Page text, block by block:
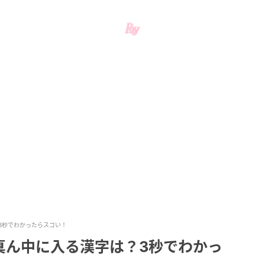
でわかったらスゴい！
中に入る漢字は？3秒でわかっ